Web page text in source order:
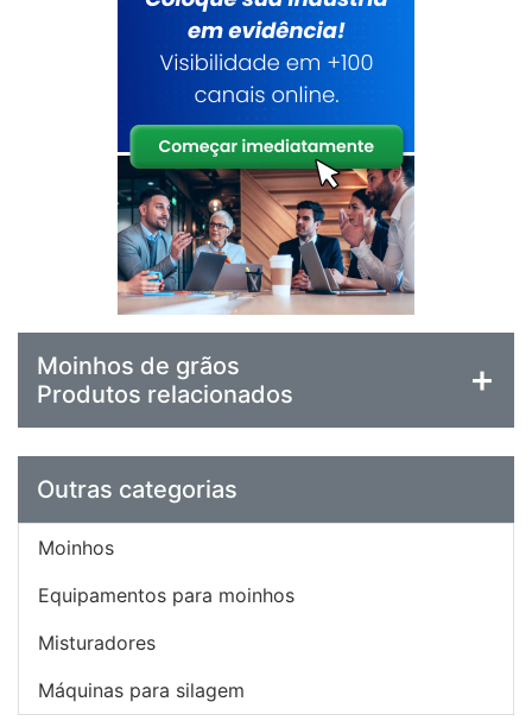
Moinhos de grãos
Produtos relacionados
Outras categorias
Moinhos
Equipamentos para moinhos
Misturadores
Máquinas para silagem